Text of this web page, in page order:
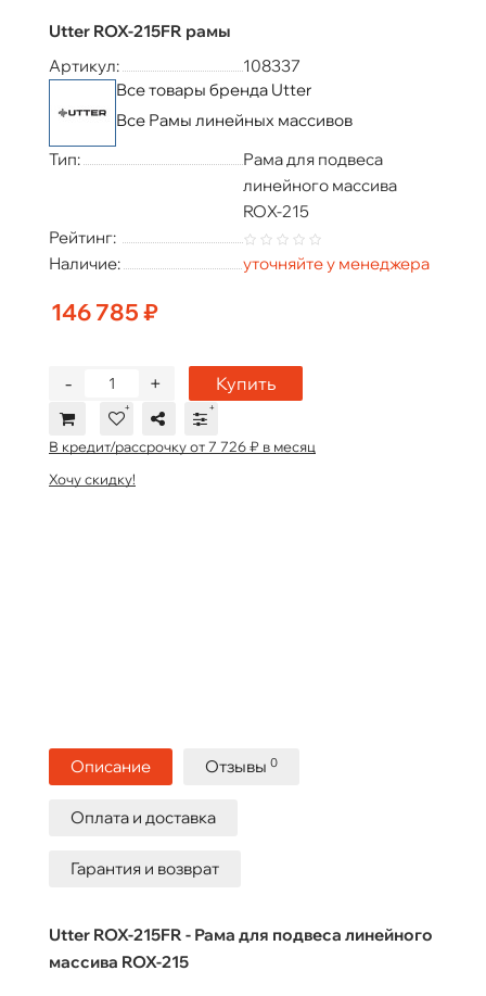
Utter ROX-215FR рамы
Артикул:
108337
Все товары бренда Utter
Все Рамы линейных массивов
Тип:
Рама для подвеса
линейного массива
ROX-215
Рейтинг:
Наличие:
уточняйте у менеджера
146 785 ₽
+
- Купить
В кредит/рассрочку от 7 726 ₽ в месяц
Хочу скидку!
Описание Отзывы 0
Оплата и доставка
Гарантия и возврат
Utter ROX-215FR - Рама для подвеса линейного
массива ROX-215